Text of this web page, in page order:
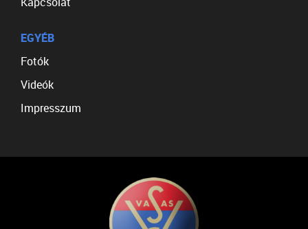
EGYÉB
Fotók
Videók
Impresszum